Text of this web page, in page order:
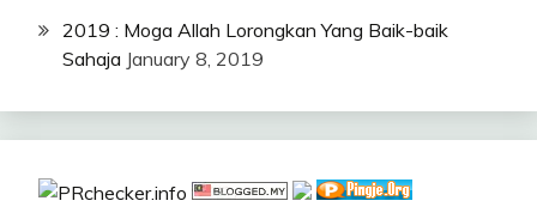
2019 : Moga Allah Lorongkan Yang Baik-baik
Sahaja January 8, 2019